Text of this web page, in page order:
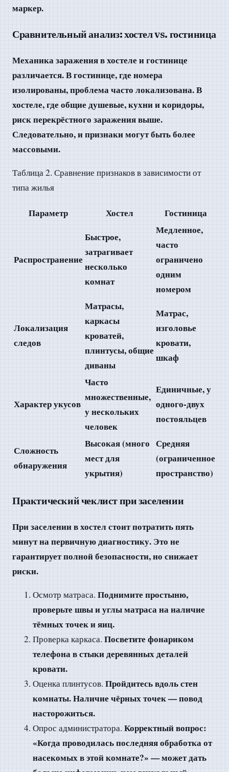
маркер.
Сравнительный анализ: хостел vs. гостиница
Механика заражения в хостеле и гостинице
различается. В гостинице, где номера
изолированы, проблема часто локализована. В
хостеле, где общие душевые, кухни и коридоры,
риск перекрёстного заражения выше.
Следовательно, и признаки могут быть более
массовыми.
Таблица 2. Сравнение признаков в зависимости от
типа жилья
Параметр Хостел Гостиница
Распространение
Быстрое,
затрагивает
несколько
комнат
Медленное,
часто
ограничено
одним
номером
Локализация
следов
Матрасы,
каркасы
кроватей,
плинтусы, общие
диваны
Матрас,
изголовье
кровати,
шкаф
Характер укусов
Часто
множественные,
у нескольких
человек
Единичные, у
одного-двух
постояльцев
Сложность
обнаружения
Высокая (много
мест для
укрытия)
Средняя
(ограниченное
пространство)
Практический чеклист при заселении
При заселении в хостел стоит потратить пять
минут на первичную диагностику. Это не
гарантирует полной безопасности, но снижает
риски.
Осмотр матраса. Поднимите простыню,
проверьте швы и углы матраса на наличие
тёмных точек и яиц.
Проверка каркаса. Посветите фонариком
телефона в стыки деревянных деталей
кровати.
Оценка плинтусов. Пройдитесь вдоль стен
комнаты. Наличие чёрных точек — повод
насторожиться.
Опрос администратора. Корректный вопрос:
«Когда проводилась последняя обработка от
насекомых в этой комнате?» — может дать